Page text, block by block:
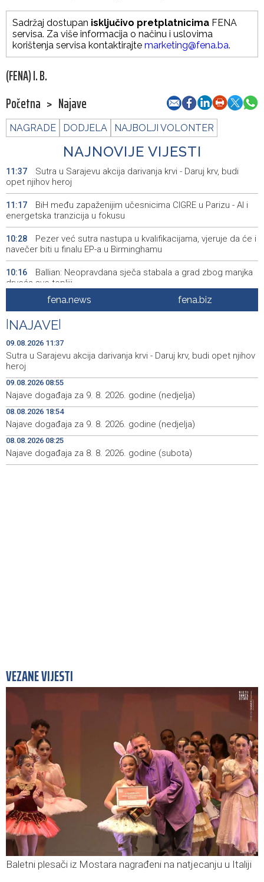
Sadržaj dostupan isključivo pretplatnicima FENA
servisa. Za više informacija o načinu i uslovima
korištenja servisa kontaktirajte marketing@fena.ba.
(FENA) I. B.
Početna > Najave
NAGRADE DODJELA NAJBOLJI VOLONTER
NAJNOVIJE VIJESTI
11:37
Sutra u Sarajevu akcija darivanja krvi - Daruj krv, budi
opet njihov heroj
11:17
BiH među zapaženijim učesnicima CIGRE u Parizu - AI i
energetska tranzicija u fokusu
10:28
Pezer već sutra nastupa u kvalifikacijama, vjeruje da će i
navečer biti u finalu EP-a u Birminghamu
10:16
Ballian: Neopravdana sječa stabala a grad zbog manjka
drveća sve topliji
FBiH nema objedinjene podatke o povučenom i
uništenom mesu, prekršaji utvrđeni u 40 kontrola
10:03
Marija Šerifović pred više hiljada posjetitelja na Piroti
zatvorila 'Dane dijaspore 2026' u Travniku
09:28
za očuvanje zdravlja srca tokom vrućina
09:27
U jami 'Raspotočje' petu noć prenoćilo devet zeničkih
09:20
Gosti iz regiona okupirali Jahorinu, mnogi zbog popusta
umjesto mora izabrali planinu
fena.news fena.biz
NAJAVE
09.08.2026 11:37
Sutra u Sarajevu akcija darivanja krvi - Daruj krv, budi opet njihov
heroj
09.08.2026 08:55
Najave događaja za 9. 8. 2026. godine (nedjelja)
08.08.2026 18:54
Najave događaja za 9. 8. 2026. godine (nedjelja)
08.08.2026 08:25
Najave događaja za 8. 8. 2026. godine (subota)
VEZANE VIJESTI
Baletni plesači iz Mostara nagrađeni na natjecanju u Italiji